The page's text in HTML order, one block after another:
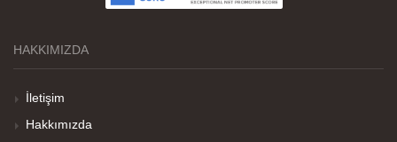
HAKKIMIZDA
İletişim
Hakkımızda